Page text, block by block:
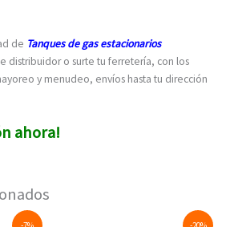
de Tanques de gas estacionarios
distribuidor o surte tu ferretería, con los
y menudeo, envíos hasta tu dirección
ahora!